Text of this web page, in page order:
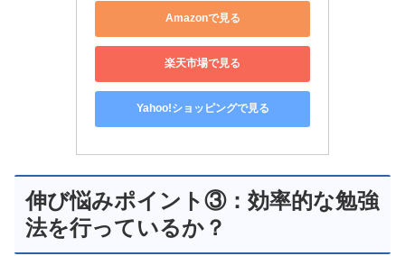
Amazonで見る
楽天市場で見る
Yahoo!ショッピングで見る
伸び悩みポイント③：効率的な勉強
法を行っているか？